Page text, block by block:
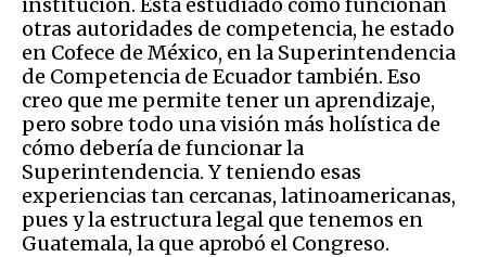
otras autoridades de competencia, he estado
en Cofece de México, en la Superintendencia
de Competencia de Ecuador también. Eso
creo que me permite tener un aprendizaje,
pero sobre todo una visión más holística de
cómo debería de funcionar la
Superintendencia. Y teniendo esas
experiencias tan cercanas, latinoamericanas,
pues y la estructura legal que tenemos en
Guatemala, la que aprobó el Congreso.